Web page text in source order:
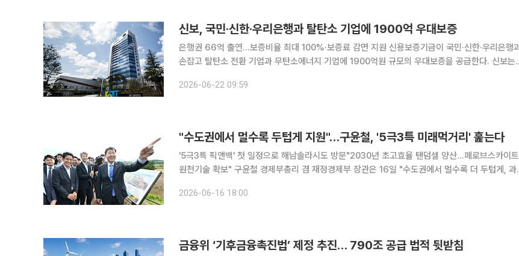
신보, 국민·신한·우리은행과 탈탄소 기업에 1900억 우대보증
은행권 66억 출연…보증비율 최대 100%·보증료 감면 지원 신용보증기금이 국민·신한·우리은행과
손잡고 탈탄소 전환 기업과 무탄소에너지 기업에 1900억원 규모의 우대보증을 공급한다. 신보는
2026-06-22 09:59
"수도권에서 멀수록 두텁게 지원"…구윤철, '5극3특 미래먹거리' 훑는다
'5극3특 픽앤백' 첫 일정으로 해남솔라시도 방문"2030년 초고효율 탠덤셀 양산…페로브스카이트
원천기술 확보" 구윤철 경제부총리 겸 재정경제부 장관은 16일 "수도권에서 멀수록 더 두텁게, 과감
말했다. 구 부총리는 16일 전남 해남솔라시도에서 주재한 '기
2026-06-16 18:00
금융위 ‘기후금융촉진법’ 제정 추진… 790조 공급 법적 뒷받침